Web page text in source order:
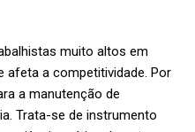
muito altos em
afeta a competitividade. Por
a manutenção de
Trata-se de instrumento